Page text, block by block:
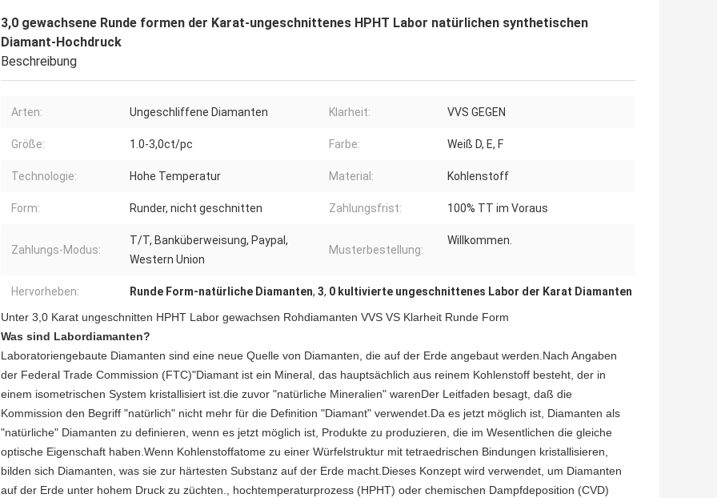
3,0 gewachsene Runde formen der Karat-ungeschnittenes HPHT Labor natürlichen synthetischen
Diamant-Hochdruck
Beschreibung
Arten: Ungeschliffene Diamanten Klarheit: VVS GEGEN
Größe: 1.0-3,0ct/pc Farbe: Weiß D, E, F
Technologie: Hohe Temperatur Material: Kohlenstoff
Form: Runder, nicht geschnitten Zahlungsfrist: 100% TT im Voraus
Zahlungs-Modus:
T/T, Banküberweisung, Paypal,
Western Union
Musterbestellung:
Willkommen.
Hervorheben: Runde Form-natürliche Diamanten, 3, 0 kultivierte ungeschnittenes Labor der Karat Diamanten
Unter 3,0 Karat ungeschnitten HPHT Labor gewachsen Rohdiamanten VVS VS Klarheit Runde Form
Was sind Labordiamanten?
Laboratoriengebaute Diamanten sind eine neue Quelle von Diamanten, die auf der Erde angebaut werden.Nach Angaben
der Federal Trade Commission (FTC)"Diamant ist ein Mineral, das hauptsächlich aus reinem Kohlenstoff besteht, der in
einem isometrischen System kristallisiert ist.die zuvor "natürliche Mineralien" warenDer Leitfaden besagt, daß die
Kommission den Begriff "natürlich" nicht mehr für die Definition "Diamant" verwendet.Da es jetzt möglich ist, Diamanten als
"natürliche" Diamanten zu definieren, wenn es jetzt möglich ist, Produkte zu produzieren, die im Wesentlichen die gleiche
optische Eigenschaft haben.Wenn Kohlenstoffatome zu einer Würfelstruktur mit tetraedrischen Bindungen kristallisieren,
bilden sich Diamanten, was sie zur härtesten Substanz auf der Erde macht.Dieses Konzept wird verwendet, um Diamanten
auf der Erde unter hohem Druck zu züchten., hochtemperaturprozess (HPHT) oder chemischen Dampfdeposition (CVD)